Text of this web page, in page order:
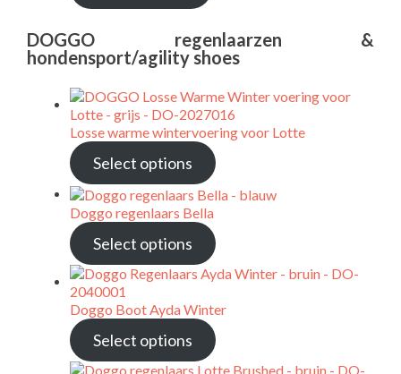
DOGGO regenlaarzen &
hondensport/agility shoes
Losse warme wintervoering voor Lotte
Select options
Doggo regenlaars Bella
Select options
Doggo Boot Ayda Winter
Select options